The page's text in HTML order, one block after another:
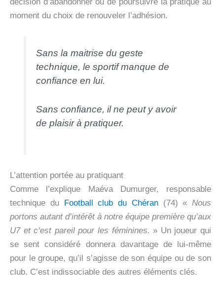
moment du choix de renouveler l’adhésion.
Sans la maitrise du geste
technique, le sportif manque de
confiance en lui.
Sans confiance, il ne peut y avoir
de plaisir à pratiquer.
L’attention portée au pratiquant
Comme l’explique Maéva Dumurger, responsable
technique du Football club du Chéran(74) « Nous
portons autant d’intérêt à notre équipe première qu’aux
U7 et c’est pareil pour les féminines. » Un joueur qui
se sent considéré donnera davantage de lui-même
pour le groupe, qu’il s’agisse de son équipe ou de son
club. C’est indissociable des autres éléments clés.